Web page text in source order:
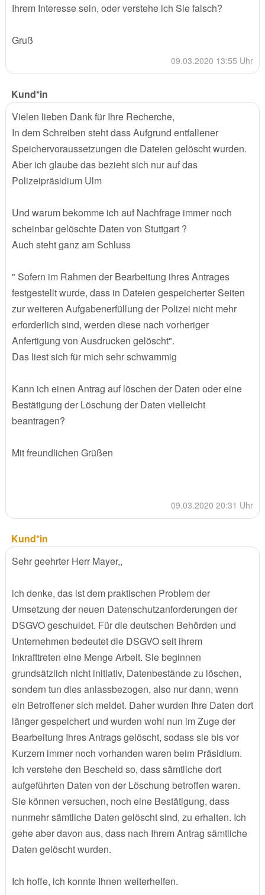
Ihrem Interesse sein, oder verstehe ich Sie falsch?
Gruß
09.03.2020 13:55 Uhr
Kund*in
Vielen lieben Dank für Ihre Recherche,
In dem Schreiben steht dass Aufgrund entfallener
Speichervoraussetzungen die Dateien gelöscht wurden.
Aber ich glaube das bezieht sich nur auf das
Polizeipräsidium Ulm
Und warum bekomme ich auf Nachfrage immer noch
scheinbar gelöschte Daten von Stuttgart ?
Auch steht ganz am Schluss
" Sofern im Rahmen der Bearbeitung ihres Antrages
festgestellt wurde, dass in Dateien gespeicherter Seiten
zur weiteren Aufgabenerfüllung der Polizei nicht mehr
erforderlich sind, werden diese nach vorheriger
Anfertigung von Ausdrucken gelöscht".
Das liest sich für mich sehr schwammig
Kann ich einen Antrag auf löschen der Daten oder eine
Bestätigung der Löschung der Daten vielleicht
beantragen?
Mit freundlichen Grüßen
09.03.2020 20:31 Uhr
Kund*in
Sehr geehrter Herr Mayer,,
ich denke, das ist dem praktischen Problem der
Umsetzung der neuen Datenschutzanforderungen der
DSGVO geschuldet. Für die deutschen Behörden und
Unternehmen bedeutet die DSGVO seit ihrem
Inkrafttreten eine Menge Arbeit. Sie beginnen
grundsätzlich nicht initiativ, Datenbestände zu löschen,
sondern tun dies anlassbezogen, also nur dann, wenn
ein Betroffener sich meldet. Daher wurden Ihre Daten dort
länger gespeichert und wurden wohl nun im Zuge der
Bearbeitung Ihres Antrags gelöscht, sodass sie bis vor
Kurzem immer noch vorhanden waren beim Präsidium.
Ich verstehe den Bescheid so, dass sämtliche dort
aufgeführten Daten von der Löschung betroffen waren.
Sie können versuchen, noch eine Bestätigung, dass
nunmehr sämtliche Daten gelöscht sind, zu erhalten. Ich
gehe aber davon aus, dass nach Ihrem Antrag sämtliche
Daten gelöscht wurden.
Ich hoffe, ich konnte Ihnen weiterhelfen.